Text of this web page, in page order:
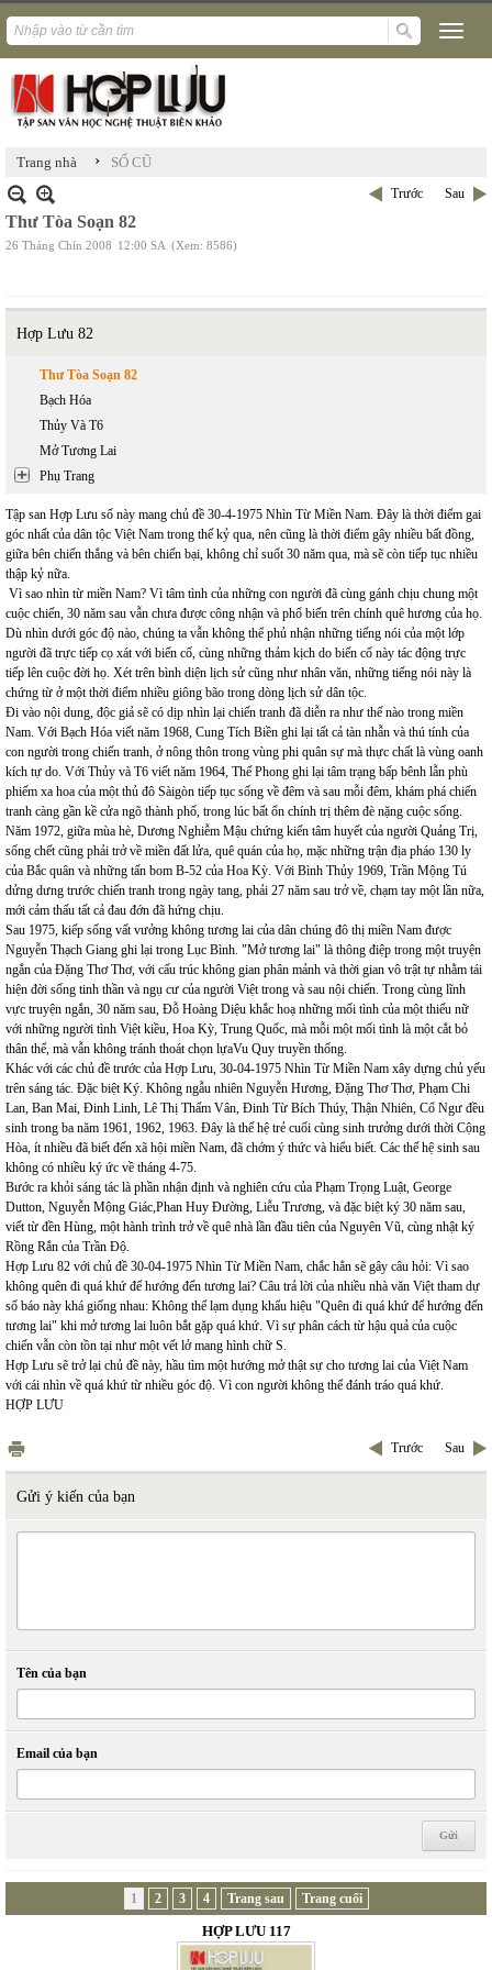
Trang nhà › SỐ CŨ
Trước Sau
Thư Tòa Soạn 82
26 Tháng Chín 2008 12:00 SA (Xem: 8586)
Hợp Lưu 82
Thư Tòa Soạn 82
Bạch Hóa
Thủy Và T6
Mở Tương Lai
Phụ Trang
Tập san Hợp Lưu số này mang chủ đề 30-4-1975 Nhìn Từ Miền Nam. Đây là thời điểm gai
góc nhất của dân tộc Việt Nam trong thế kỷ qua, nên cũng là thời điểm gây nhiều bất đồng,
giữa bên chiến thắng và bên chiến bại, không chỉ suốt 30 năm qua, mà sẽ còn tiếp tục nhiều
thập kỷ nữa.
Vì sao nhìn từ miền Nam? Vì tâm tình của những con người đã cùng gánh chịu chung một
cuộc chiến, 30 năm sau vẫn chưa được công nhận và phổ biến trên chính quê hương của họ.
Dù nhìn dưới góc độ nào, chúng ta vẫn không thể phủ nhận những tiếng nói của một lớp
người đã trực tiếp cọ xát với biến cố, cùng những thảm kịch do biến cố này tác động trực
tiếp lên cuộc đời họ. Xét trên bình diện lịch sử cũng như nhân văn, những tiếng nói này là
chứng từ ở một thời điểm nhiều giông bão trong dòng lịch sử dân tộc.
Đi vào nội dung, độc giả sẽ có dịp nhìn lại chiến tranh đã diễn ra như thế nào trong miền
Nam. Với Bạch Hóa viết năm 1968, Cung Tích Biền ghi lại tất cả tàn nhẫn và thú tính của
con người trong chiến tranh, ở nông thôn trong vùng phi quân sự mà thực chất là vùng oanh
kích tự do. Với Thủy và T6 viết năm 1964, Thế Phong ghi lại tâm trạng bấp bênh lẫn phù
phiếm xa hoa của một thủ đô Sàigòn tiếp tục sống về đêm và sau mỗi đêm, khám phá chiến
tranh càng gần kề cửa ngõ thành phố, trong lúc bất ổn chính trị thêm đè nặng cuộc sống.
Năm 1972, giữa mùa hè, Dương Nghiễm Mậu chứng kiến tâm huyết của người Quảng Trị,
sống chết cũng phải trở về miền đất lửa, quê quán của họ, mặc những trận địa pháo 130 ly
của Bắc quân và những tấn bom B-52 của Hoa Kỳ. Với Bình Thủy 1969, Trần Mộng Tú
dửng dưng trước chiến tranh trong ngày tang, phải 27 năm sau trở về, chạm tay một lần nữa,
mới cảm thấu tất cả đau đớn đã hứng chịu.
Sau 1975, kiếp sống vất vưởng không tương lai của dân chúng đô thị miền Nam được
Nguyễn Thạch Giang ghi lại trong Lục Bình. "Mở tương lai" là thông điệp trong một truyện
ngắn của Đặng Thơ Thơ, với cấu trúc không gian phân mảnh và thời gian vô trật tự nhằm tái
hiện đời sống tinh thần và ngụ cư của người Việt trong và sau nội chiến. Trong cùng lĩnh
vực truyện ngắn, 30 năm sau, Đỗ Hoàng Diệu khắc hoạ những mối tình của một thiếu nữ
với những người tình Việt kiều, Hoa Kỳ, Trung Quốc, mà mỗi một mối tình là một cắt bỏ
thân thể, mà vẫn không tránh thoát chọn lựaVu Quy truyền thống.
Khác với các chủ đề trước của Hợp Lưu, 30-04-1975 Nhìn Từ Miền Nam xây dựng chủ yếu
trên sáng tác. Đặc biệt Ký. Không ngẫu nhiên Nguyễn Hương, Đặng Thơ Thơ, Phạm Chi
Lan, Ban Mai, Đinh Linh, Lê Thị Thấm Vân, Đinh Từ Bích Thúy, Thận Nhiên, Cổ Ngư đều
sinh trong ba năm 1961, 1962, 1963. Đây là thế hệ trẻ cuối cùng sinh trưởng dưới thời Cộng
Hòa, ít nhiều đã biết đến xã hội miền Nam, đã chớm ý thức và hiểu biết. Các thế hệ sinh sau
không có nhiều ký ức về tháng 4-75.
Bước ra khỏi sáng tác là phần nhận định và nghiên cứu của Phạm Trọng Luật, George
Dutton, Nguyễn Mộng Giác,Phan Huy Đường, Liễu Trương, và đặc biệt ký 30 năm sau,
viết từ đền Hùng, một hành trình trở về quê nhà lần đầu tiên của Nguyên Vũ, cùng nhật ký
Rồng Rắn của Trần Độ.
Hợp Lưu 82 với chủ đề 30-04-1975 Nhìn Từ Miền Nam, chắc hẳn sẽ gây câu hỏi: Vì sao
không quên đi quá khứ để hướng đến tương lai? Câu trả lời của nhiều nhà văn Việt tham dự
số báo này khá giống nhau: Không thể lạm dụng khẩu hiệu "Quên đi quá khứ để hướng đến
tương lai" khi mở tương lai luôn bắt gặp quá khứ. Vì sự phân cách từ hậu quả của cuộc
chiến vẫn còn tồn tại như một vết lở mang hình chữ S.
Hợp Lưu sẽ trở lại chủ đề này, hầu tìm một hướng mở thật sự cho tương lai của Việt Nam
với cái nhìn về quá khứ từ nhiều góc độ. Vì con người không thể đánh tráo quá khứ.
HỢP LƯU
Trước Sau
Gửi ý kiến của bạn
Tên của bạn
Email của bạn
1 2 3 4 Trang sau Trang cuối
HỢP LƯU 117